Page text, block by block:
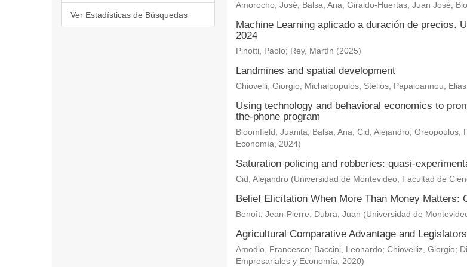
Ver Estadísticas de Búsquedas
Amorocho, José; Balsa, Ana; Giraldo-Huertas, Juan José;
Machine Learning aplicado a duración de precios.
2024
Pinotti, Paolo; Rey, Martín (2025)
Landmines and spatial development
Chiovelli, Giorgio; Michalpopulos, Stelios; Papaioannou, Elias
Using technology and behavioral economics to
the-phone program
Bloomfield, Juanita; Balsa, Ana; Cid, Alejandro; Oreopoulos,
Economía, 2024)
Saturation policing and robberies: quasi-
Cid, Alejandro (Universidad de Montevideo, Facultad de
Belief Elicitation When More Than Money Matters:
Benoît, Jean-Pierre; Dubra, Juan (Universidad de
Agricultural Comparative Advantage and
Amodio, Francesco; Baccini, Leonardo; Chiovelliz, Giorgio;
Empresariales y Economía, 2020)